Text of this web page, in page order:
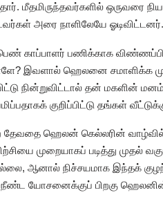
மீதமிருந்தவர்களில் ஒருவரை
அரை நாளிலேயே
காப்பாளர் பணிக்காக
இவளால் ஹெலனை சமாளிக்க
நின்றுவிட்டால் தன் மகளின்
குறிப்பிட்டு தங்கள் வீட்டுக்கு
ஹெலன் கெல்லரின்
முறையாகப் படித்து முதல்
ஆனால் நிச்சயமாக இந்தக்
நீண்ட யோசனைக்குப் பிறகு